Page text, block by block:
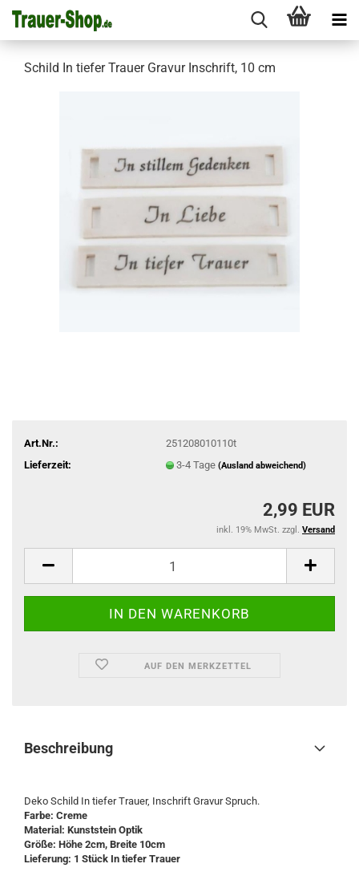
Schild In tiefer Trauer Gravur Inschrift, 10 cm
Art.Nr.:
251208010110t
Lieferzeit:
3-4 Tage (Ausland abweichend)
2,99 EUR
inkl. 19% MwSt. zzgl. Versand
AUF DEN MERKZETTEL
Beschreibung
Deko Schild In tiefer Trauer, Inschrift Gravur Spruch.
Farbe: Creme
Material: Kunststein Optik
Größe: Höhe 2cm, Breite 10cm
Lieferung: 1 Stück In tiefer Trauer